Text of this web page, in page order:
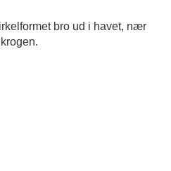
bro ud i havet, nær